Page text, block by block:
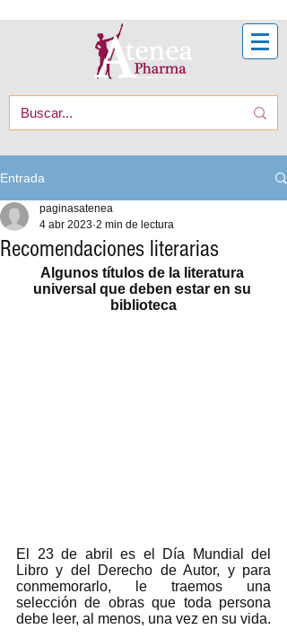
Entrada
Recomendaciones literarias
paginasatenea
4 abr 2023 2 min de lectura
Algunos títulos de la literatura
universal que deben estar en su
biblioteca
El 23 de abril es el Día Mundial del
Libro y del Derecho de Autor, y para
conmemorarlo, le traemos una
selección de obras que toda persona